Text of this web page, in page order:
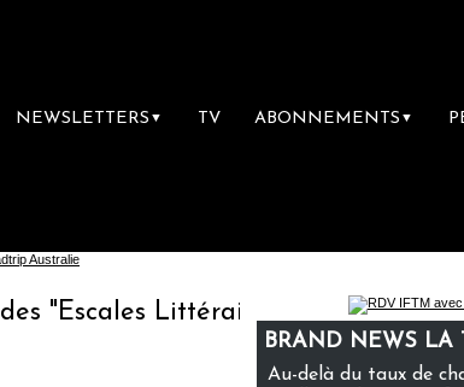
NEWSLETTERS ▼ TV ABONNEMENTS ▼
Littéraires", la première librairie
BRAND NEWS LA
Au-delà du taux de